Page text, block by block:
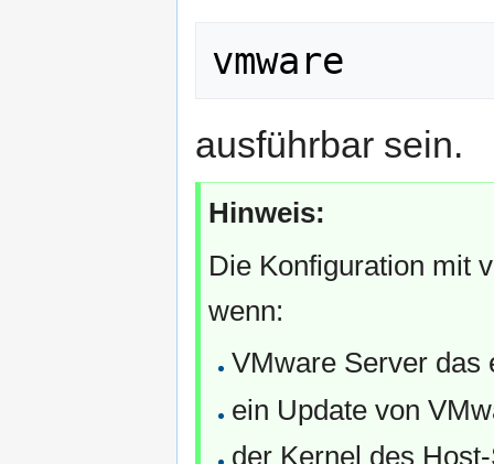
vmware
ausführbar sein.
Hinweis:
Die Konfiguration mit
wenn:
VMware Server das
ein Update von
der Kernel des